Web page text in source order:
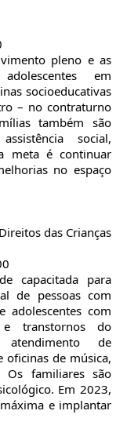
pleno e as
em
socioeducativas
– no contraturno
também são
social,
meta é continuar
no espaço
das Crianças
capacitada para
de pessoas com
adolescentes com
transtornos do
atendimento de
oficinas de música,
Os familiares são
Em 2023,
e implantar